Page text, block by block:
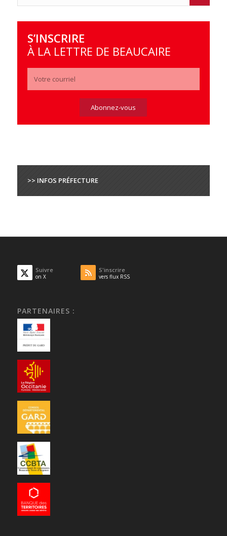
S’INSCRIRE
À LA LETTRE DE BEAUCAIRE
>> INFOS PRÉFECTURE
Suivre
on X
S'inscrire
vers flux RSS
PARTENAIRES :